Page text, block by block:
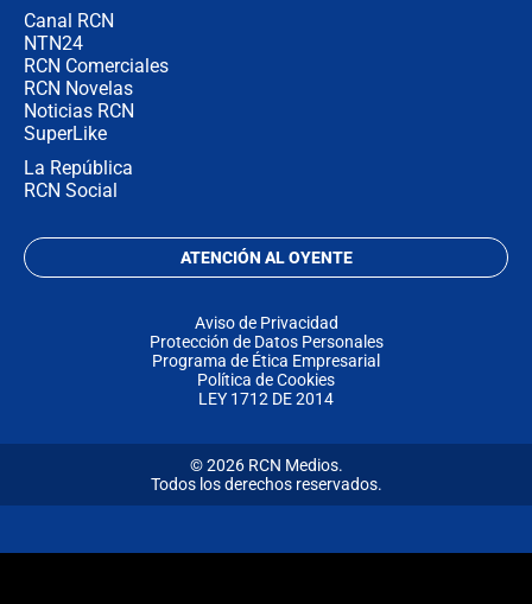
Canal RCN
NTN24
RCN Comerciales
RCN Novelas
Noticias RCN
SuperLike
La República
RCN Social
ATENCIÓN AL OYENTE
Aviso de Privacidad
Protección de Datos Personales
Programa de Ética Empresarial
Política de Cookies
LEY 1712 DE 2014
© 2026 RCN Medios.
Todos los derechos reservados.